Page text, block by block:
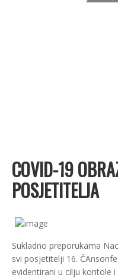
COVID-19
POSJETITELJA
Sukladno preporukama
svi posjetitelji 16.
evidentirani u cilju kontole